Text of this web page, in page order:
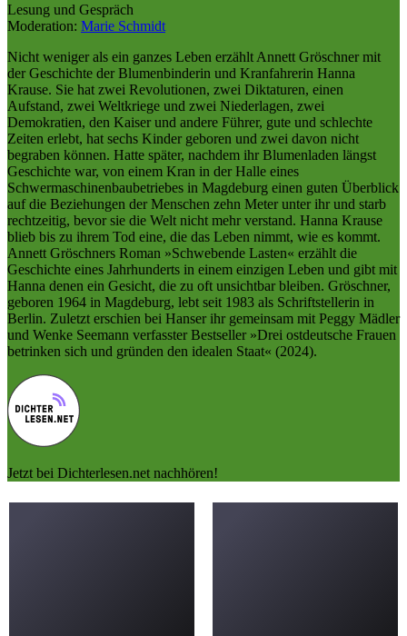
Lesung und Gespräch
Moderation: Marie Schmidt
Nicht weniger als ein ganzes Leben erzählt Annett Gröschner mit
der Geschichte der Blumenbinderin und Kranfahrerin Hanna
Krause. Sie hat zwei Revolutionen, zwei Diktaturen, einen
Aufstand, zwei Weltkriege und zwei Niederlagen, zwei
Demokratien, den Kaiser und andere Führer, gute und schlechte
Zeiten erlebt, hat sechs Kinder geboren und zwei davon nicht
begraben können. Hatte später, nachdem ihr Blumenladen längst
Geschichte war, von einem Kran in der Halle eines
Schwermaschinenbaubetriebes in Magdeburg einen guten Überblick
auf die Beziehungen der Menschen zehn Meter unter ihr und starb
rechtzeitig, bevor sie die Welt nicht mehr verstand. Hanna Krause
blieb bis zu ihrem Tod eine, die das Leben nimmt, wie es kommt.
Annett Gröschners Roman »Schwebende Lasten« erzählt die
Geschichte eines Jahrhunderts in einem einzigen Leben und gibt mit
Hanna denen ein Gesicht, die zu oft unsichtbar bleiben. Gröschner,
geboren 1964 in Magdeburg, lebt seit 1983 als Schriftstellerin in
Berlin. Zuletzt erschien bei Hanser ihr gemeinsam mit Peggy Mädler
und Wenke Seemann verfasster Bestseller »Drei ostdeutsche Frauen
betrinken sich und gründen den idealen Staat« (2024).
Jetzt bei Dichterlesen.net nachhören!